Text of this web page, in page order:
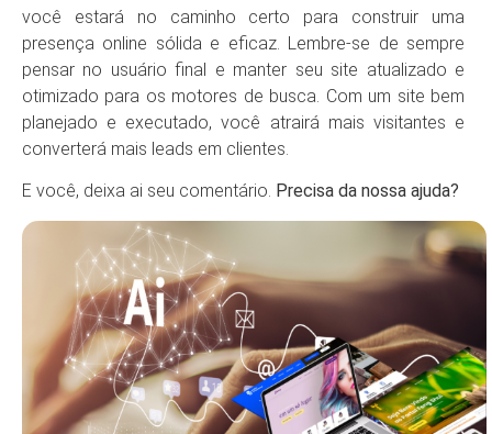
você estará no caminho certo para construir uma
presença online sólida e eficaz. Lembre-se de sempre
pensar no usuário final e manter seu site atualizado e
otimizado para os motores de busca. Com um site bem
planejado e executado, você atrairá mais visitantes e
converterá mais leads em clientes.
E você, deixa ai seu comentário. Precisa da nossa ajuda?